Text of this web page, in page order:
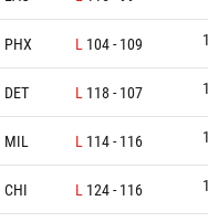
PHX L 104- 109
DET L 118 - 107
MIL L 114- 116
CHI L 124- 116